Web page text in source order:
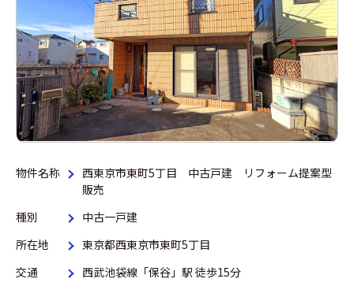
物件名称
西東京市東町5丁目 中古戸建 リフォーム提案型
販売
種別
中古一戸建
所在地
東京都西東京市東町5丁目
交通
西武池袋線「保谷」駅 徒歩15分